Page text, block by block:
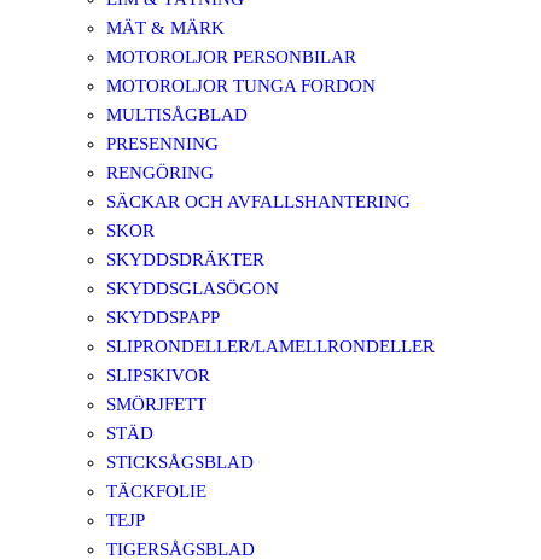
MÄT & MÄRK
MOTOROLJOR PERSONBILAR
MOTOROLJOR TUNGA FORDON
MULTISÅGBLAD
PRESENNING
RENGÖRING
SÄCKAR OCH AVFALLSHANTERING
SKOR
SKYDDSDRÄKTER
SKYDDSGLASÖGON
SKYDDSPAPP
SLIPRONDELLER/LAMELLRONDELLER
SLIPSKIVOR
SMÖRJFETT
STÄD
STICKSÅGSBLAD
TÄCKFOLIE
TEJP
TIGERSÅGSBLAD